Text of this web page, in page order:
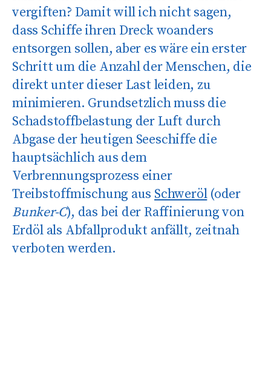
vergiften? Damit will ich nicht sagen,
dass Schiffe ihren Dreck woanders
entsorgen sollen, aber es wäre ein erster
Schritt um die Anzahl der Menschen, die
direkt unter dieser Last leiden, zu
minimieren. Grundsetzlich muss die
Schadstoffbelastung der Luft durch
Abgase der heutigen Seeschiffe die
hauptsächlich aus dem
Verbrennungsprozess einer
Treibstoffmischung aus Schweröl(oder
Bunker-C), das bei der Raffinierung von
Erdöl als Abfallprodukt anfällt, zeitnah
verboten werden.